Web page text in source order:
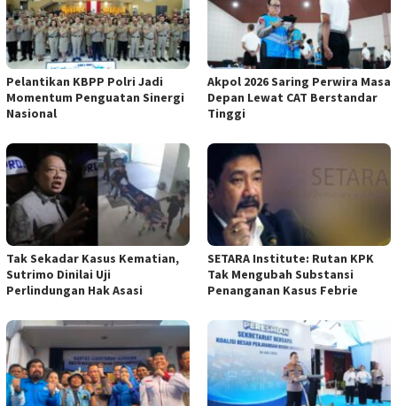
Pelantikan KBPP Polri Jadi
Momentum Penguatan Sinergi
Nasional
Akpol 2026 Saring Perwira Masa
Depan Lewat CAT Berstandar
Tinggi
Tak Sekadar Kasus Kematian,
Sutrimo Dinilai Uji
Perlindungan Hak Asasi
SETARA Institute: Rutan KPK
Tak Mengubah Substansi
Penanganan Kasus Febrie